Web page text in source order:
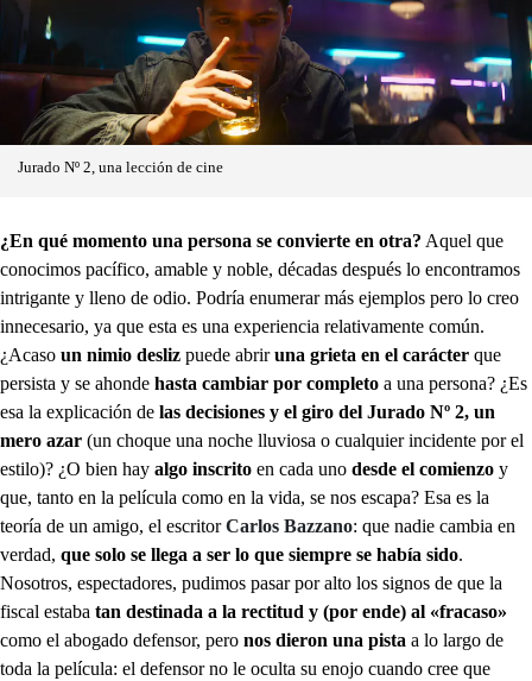
Jurado Nº 2, una lección de cine
¿En qué momento una persona se convierte en otra? Aquel que
conocimos pacífico, amable y noble, décadas después lo encontramos
intrigante y lleno de odio. Podría enumerar más ejemplos pero lo creo
innecesario, ya que esta es una experiencia relativamente común.
¿Acaso un nimio desliz puede abriruna grieta en el carácter que
persista y se ahonde hasta cambiar por completo a una persona? ¿Es
esa la explicación de las decisiones y el giro del Jurado Nº 2, un
mero azar (un choque una noche lluviosa o cualquier incidente por el
estilo)? ¿O bien hay algo inscrito en cada uno desde el comienzo y
que, tanto en la película como en la vida, se nos escapa? Esa es la
teoría de un amigo, el escritorCarlos Bazzano: que nadie cambia en
verdad, que solo se llega a ser lo que siempre se había sido.
Nosotros, espectadores, pudimos pasar por alto los signos de que la
fiscal estaba tan destinada a la rectitud y (por ende) al «fracaso»
como el abogado defensor, pero nos dieron una pista a lo largo de
toda la película: el defensor no le oculta su enojo cuando cree que